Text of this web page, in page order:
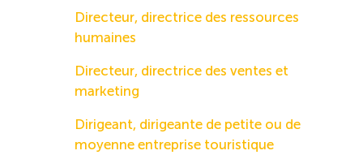
Directeur, directrice des ressources
humaines
Directeur, directrice des ventes et
marketing
Dirigeant, dirigeante de petite ou de
moyenne entreprise touristique